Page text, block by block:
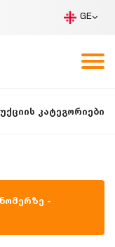
GE
კატეგორიები
-